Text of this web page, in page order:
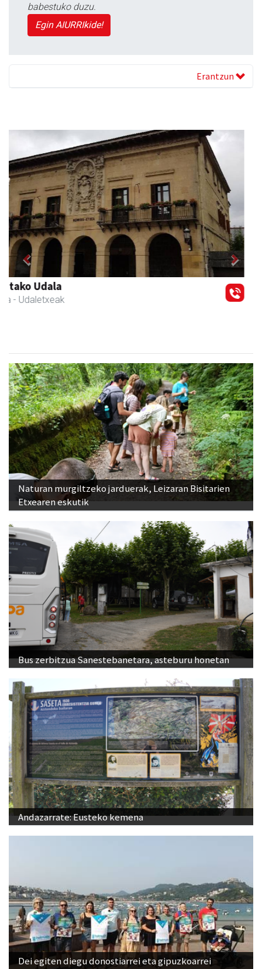
babestuko duzu.
Egin AIURRIkide!
Erantzun
Mendi autoeskola
Andoain - Autoeskolak
Previous Next
Naturan murgiltzeko jarduerak, Leizaran Bisitarien
Etxearen eskutik
Bus zerbitzua Sanestebanetara, asteburu honetan
Andazarrate: Eusteko kemena
Dei egiten diegu donostiarrei eta gipuzkoarrei